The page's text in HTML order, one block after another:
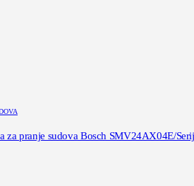
za pranje sudova Bosch SMV24AX04E/